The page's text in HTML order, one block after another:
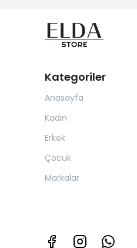
Kategoriler
Anasayfa
Kadın
Erkek
Çocuk
Markalar